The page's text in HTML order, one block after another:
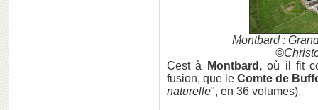
Montbard :
Cest à
Montbard,où il fit
fusion, que leComte de
naturelle", en 36 volumes).